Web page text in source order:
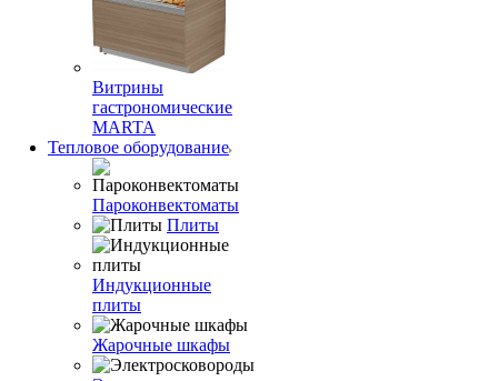
Витрины
гастрономические
MARTA
Тепловое оборудование
Пароконвектоматы
Плиты
Индукционные
плиты
Жарочные шкафы